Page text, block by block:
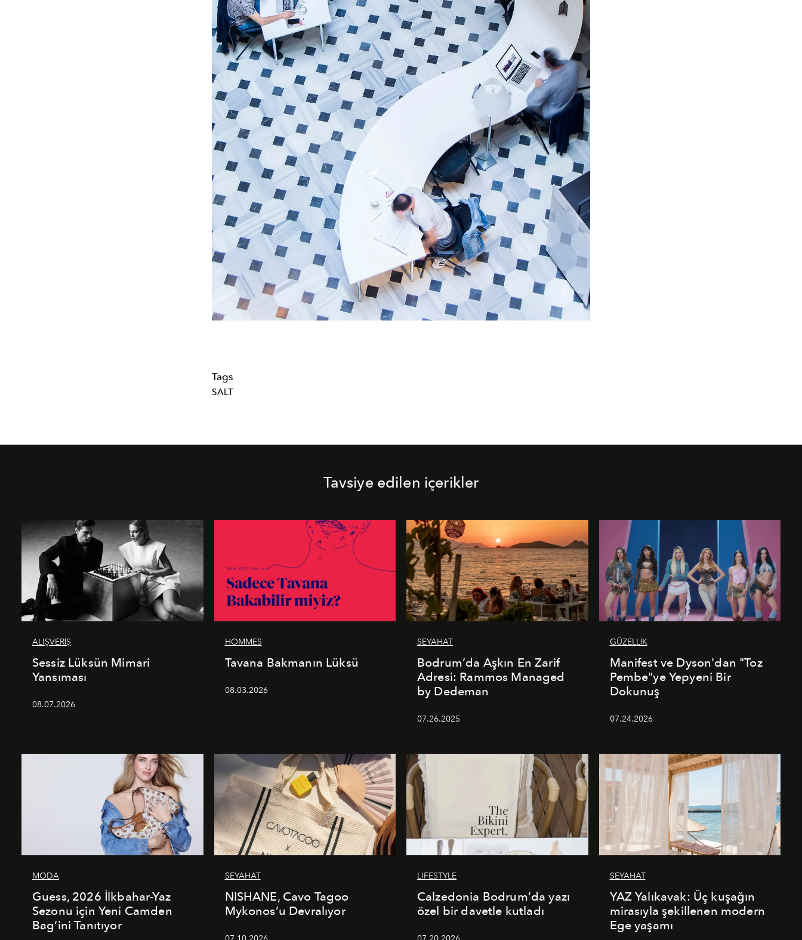
Tags
SALT
Tavsiye edilen içerikler
ALIŞVERİŞ
Sessiz Lüksün Mimari
Yansıması
08.07.2026
HOMMES
Tavana Bakmanın Lüksü
08.03.2026
SEYAHAT
Bodrum’da Aşkın En Zarif
Adresi: Rammos Managed
by Dedeman
07.26.2025
GÜZELLİK
Manifest ve Dyson'dan "Toz
Pembe"ye Yepyeni Bir
Dokunuş
07.24.2026
MODA
Guess, 2026 İlkbahar-Yaz
Sezonu için Yeni Camden
Bag’ini Tanıtıyor
SEYAHAT
NISHANE, Cavo Tagoo
Mykonos’u Devralıyor
LIFESTYLE
Calzedonia Bodrum’da yazı
özel bir davetle kutladı
SEYAHAT
YAZ Yalıkavak: Üç kuşağın
mirasıyla şekillenen modern
Ege yaşamı